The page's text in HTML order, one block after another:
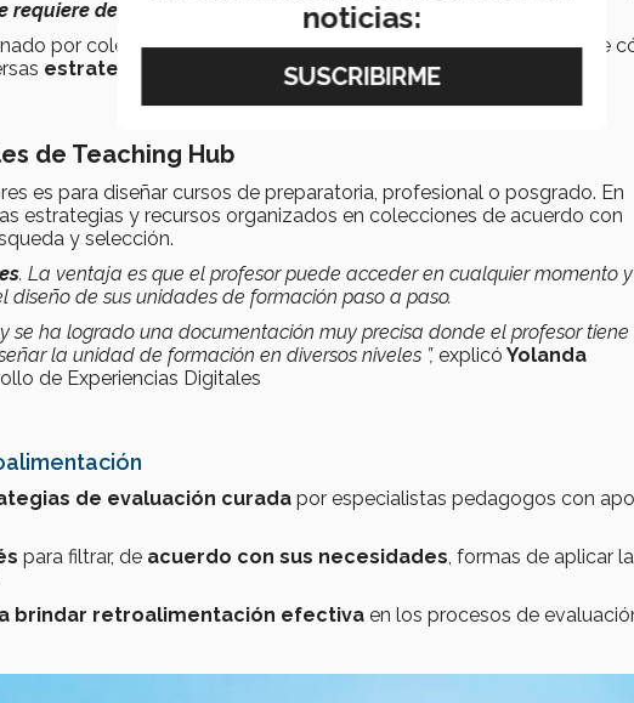
requiere de información para la implementación
por colecciones y cada una cuentan conejemplos reales de
estrategias que han enriquecido sus cursos.
de Teaching Hub
es para diseñar cursos de preparatoria, profesional o posgrado. En
estrategias y recursos organizados en colecciones de acuerdo con
y selección.
. La ventaja es que el profesor puede acceder en cualquier momento y
de sus unidades de formación paso a paso.
se ha logrado una documentación muy precisa donde el profesor tiene
la unidad de formación en diversos niveles ”, explicó Yolanda
de Experiencias Digitales
de evaluación curada por especialistas pedagogos con
para filtrar, de acuerdo con sus necesidades, formas de aplicar
brindar retroalimentación efectiva en los procesos de
noticias: